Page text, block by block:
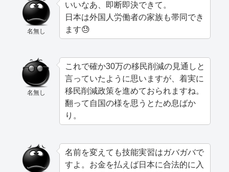
名無し
いいなあ、即断即決できて。
日本は外国人労働者の家族も帯同でき
ます😓
名無し
これで確か30万の移民削減の見通しと
言っていたように思いますが、着実に
移民削減政策を進めておられますね。
翻って自国の様を思うとため息ばか
り。
名前を変えても技能実習はガバガバで
すよ。お金を払えば日本に合法的に入